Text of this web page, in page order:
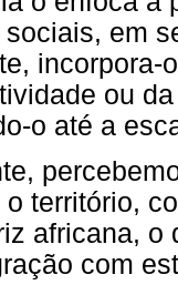
sociais, em
incorpora-
ou
o até a
território,
africana,
com